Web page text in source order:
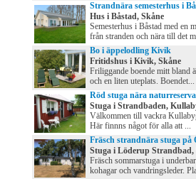
Strandnära semesterhus i
Hus i Båstad, Skåne
Semesterhus i Båstad med en
från stranden och nära till det
Bo i äppelodling Kivik
Fritidshus i Kivik, Skåne
Friliggande boende mitt bland
och en liten uteplats. Boendet...
Röd stuga nära
Stuga i Strandbaden,
Välkommen till vackra
Här finnns något för alla att ...
Fräsch strandnära stuga på
Stuga i Löderup Strandbad,
Fräsch sommarstuga i
kohagar och vandringsleder.